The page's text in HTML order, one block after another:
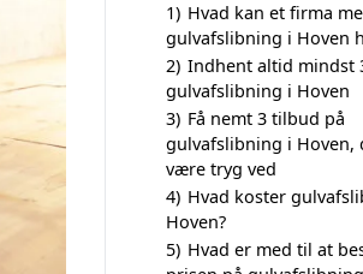
1) Hvad kan et firma
gulvafslibning i Hoven
2) Indhent altid mindst
gulvafslibning i Hoven
3) Få nemt 3 tilbud på
gulvafslibning i Hoven,
være tryg ved
4) Hvad koster
Hoven?
5) Hvad er med til at